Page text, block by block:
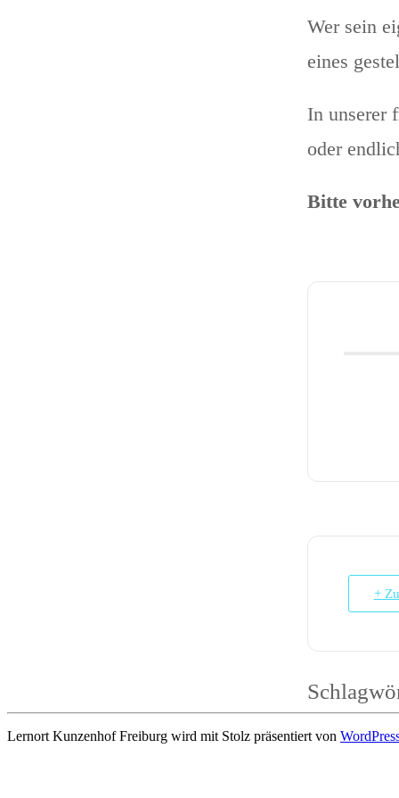
Wer sein
eines
In unserer
oder
Bitte
+
Lernort Kunzenhof Freiburg wird mit Stolz präsentiert von